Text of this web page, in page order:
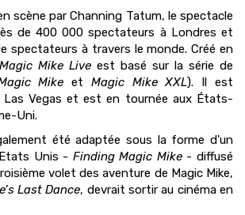
scène par Channing Tatum, le spectacle
de 400 000 spectateurs à Londres et
spectateurs à travers le monde. Créé en
Magic Mike Live est basé sur la série de
Mike et Magic Mike XXL). Il est
Las Vegas et est en tournée aux États-
Uni.
été adaptée sous la forme d'un
Unis - Finding Magic Mike- diffusé
volet des aventure de Magic Mike,
Last Dance, devrait sortir au cinéma en